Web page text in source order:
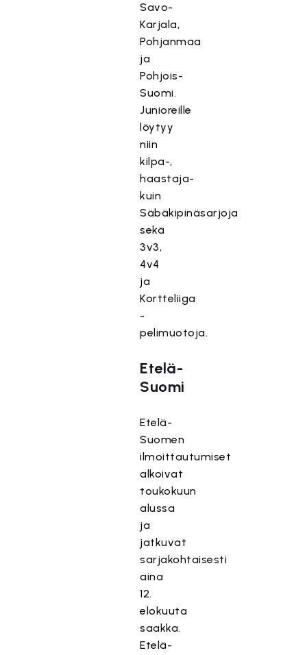
Savo-
Karjala,
Pohjanmaa
ja
Pohjois-
Suomi.
Junioreille
löytyy
niin
kilpa-,
haastaja-
kuin
Säbäkipinäsarjoja
sekä
3v3,
4v4
ja
Kortteliiga
-
pelimuotoja.
Etelä-
Suomi
Etelä-
Suomen
ilmoittautumiset
alkoivat
toukokuun
alussa
ja
jatkuvat
sarjakohtaisesti
aina
12.
elokuuta
saakka.
Etelä-